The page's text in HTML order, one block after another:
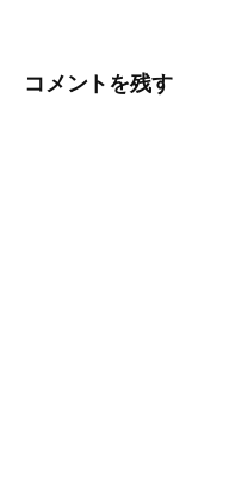
ョ
コメントを残す